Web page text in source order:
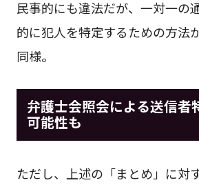
民事的にも違法だが、一対一の
的に犯人を特定するための方法
同様。
弁護士会照会による送信者
可能性も
ただし、上述の「まとめ」に対